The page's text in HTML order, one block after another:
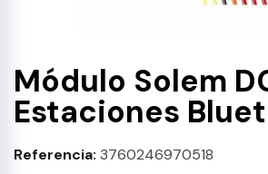
Módulo Solem
Estaciones
Referencia 3760246970518